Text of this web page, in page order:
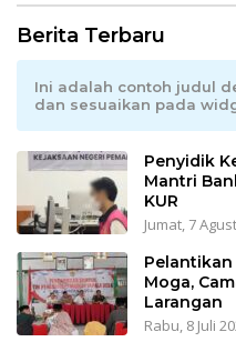
Berita Terbaru
Ini adalah contoh judul
dan sesuaikan pada
Penyidik
Mantri
KUR
Jumat, 7
Moga,
Larangan
Rabu, 8 Juli